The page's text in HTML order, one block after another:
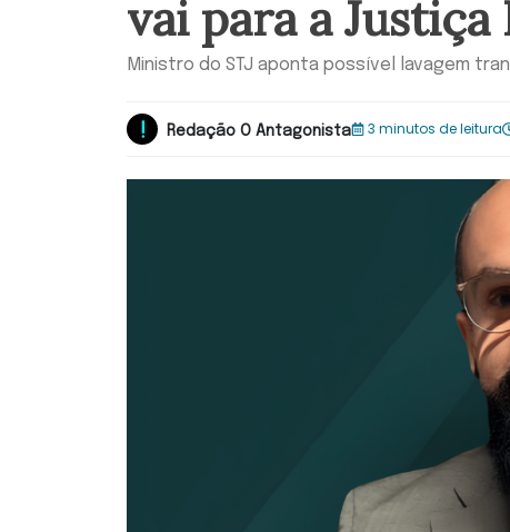
vai para a Justiça
Ministro do STJ aponta possível lavagem
Redação O Antagonista 3 minutos de leitura